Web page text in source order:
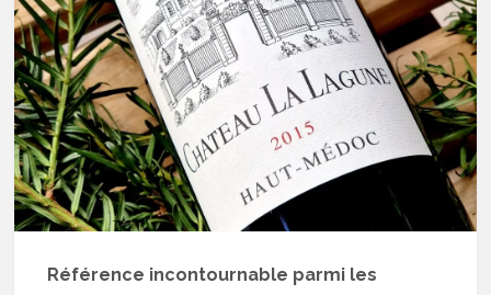
Référence incontournable parmi les